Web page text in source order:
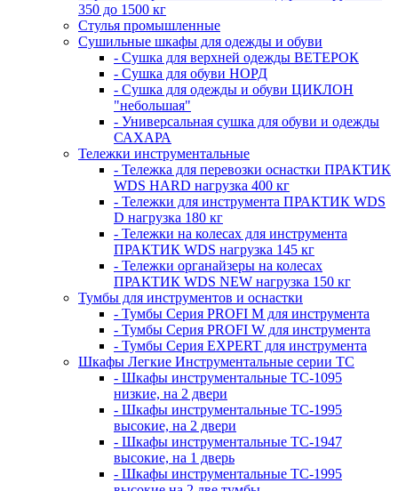
350 до 1500 кг
Стулья промышленные
Сушильные шкафы для одежды и обуви
- Сушка для верхней одежды ВЕТЕРОК
- Сушка для обуви НОРД
- Сушка для одежды и обуви ЦИКЛОН
"небольшая"
- Универсальная сушка для обуви и одежды
САХАРА
Тележки инструментальные
- Тележка для перевозки оснастки ПРАКТИК
WDS HARD нагрузка 400 кг
- Тележки для инструмента ПРАКТИК WDS
D нагрузка 180 кг
- Тележки на колесах для инструмента
ПРАКТИК WDS нагрузка 145 кг
- Тележки органайзеры на колесах
ПРАКТИК WDS NEW нагрузка 150 кг
Тумбы для инструментов и оснастки
- Тумбы Серия PROFI M для инструмента
- Тумбы Серия PROFI W для инструмента
- Тумбы Серия EXPERT для инструмента
Шкафы Легкие Инструментальные серии ТС
- Шкафы инструментальные TC-1095
низкие, на 2 двери
- Шкафы инструментальные TC-1995
высокие, на 2 двери
- Шкафы инструментальные ТС-1947
высокие, на 1 дверь
- Шкафы инструментальные ТС-1995